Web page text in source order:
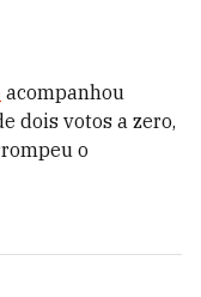
acompanhou
dois votos a zero,
o